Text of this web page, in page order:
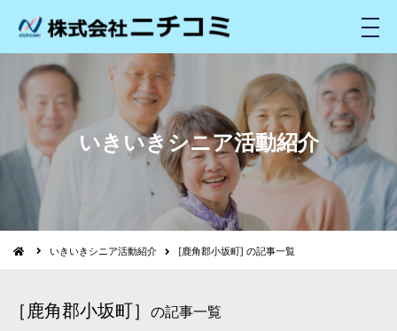
メ
ニ
ュ
いきいきシニア活動紹介
いきいきシニア活動紹介 [鹿角郡小坂町] の記事一覧
［鹿角郡小坂町］ の記事一覧